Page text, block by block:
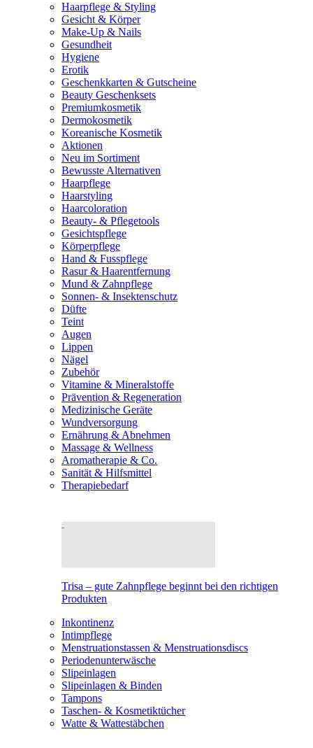
Haarpflege & Styling
Gesicht & Körper
Make-Up & Nails
Gesundheit
Hygiene
Erotik
Geschenkkarten & Gutscheine
Beauty Geschenksets
Premiumkosmetik
Dermokosmetik
Koreanische Kosmetik
Aktionen
Neu im Sortiment
Bewusste Alternativen
Haarpflege
Haarstyling
Haarcoloration
Beauty- & Pflegetools
Gesichtspflege
Körperpflege
Hand & Fusspflege
Rasur & Haarentfernung
Mund & Zahnpflege
Sonnen- & Insektenschutz
Düfte
Teint
Augen
Lippen
Nägel
Zubehör
Vitamine & Mineralstoffe
Prävention & Regeneration
Medizinische Geräte
Wundversorgung
Ernährung & Abnehmen
Massage & Wellness
Aromatherapie & Co.
Sanität & Hilfsmittel
Therapiebedarf
Trisa – gute Zahnpflege beginnt bei den richtigen
Produkten
Inkontinenz
Intimpflege
Menstruationstassen & Menstruationsdiscs
Periodenunterwäsche
Slipeinlagen
Slipeinlagen & Binden
Tampons
Taschen- & Kosmetiktücher
Watte & Wattestäbchen